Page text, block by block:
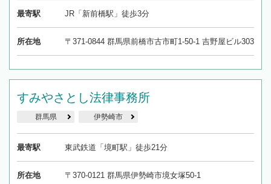
最寄駅 JR「新前橋駅」徒歩3分
所在地 〒371-0844 群馬県前橋市古市町1-50-1 吉野屋ビル303
すみやさとし法律事務所
群馬県 伊勢崎市
最寄駅 東武鉄道「境町駅」徒歩21分
所在地 〒370-0121 群馬県伊勢崎市境女塚50-1